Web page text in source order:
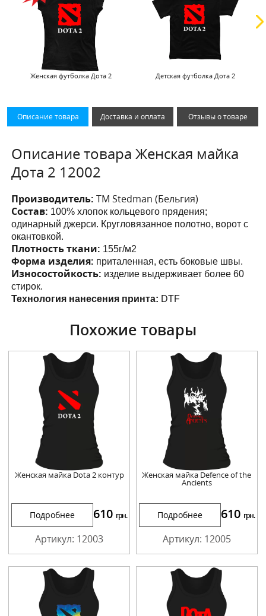
Женская футболка Дота 2 Детская футболка Дота 2
Описание товара Доставка и оплата Отзывы о товаре
Описание товара Женская майка
Дота 2 12002
Производитель:ТМ Stedman (Бельгия)
Состав: 100% хлопок кольцевого прядения;
одинарный джерси. Кругловязанное полотно, ворот с
окантовкой.
Плотность ткани: 155г/м2
Форма изделия: приталенная, есть боковые швы.
Износостойкость: изделие выдерживает более 60
стирок.
Технология нанесения принта: DTF
Похожие товары
Женская майка Dota 2 контур
Подробнее 610 грн.
Артикул: 12003
Женская майка Defence of the
Ancients
Подробнее 610 грн.
Артикул: 12005